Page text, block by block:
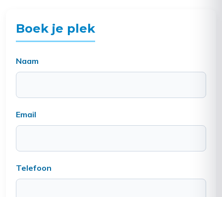
Boek je plek
Naam
Email
Telefoon